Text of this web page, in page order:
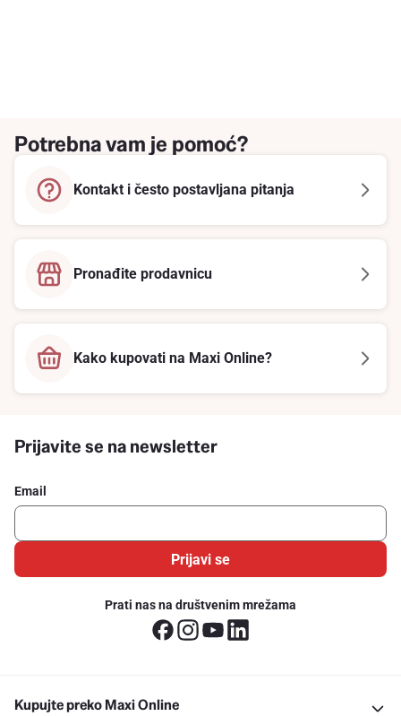
Potrebna vam je pomoć?
Kontakt i često postavljana pitanja
Pronađite prodavnicu
Kako kupovati na Maxi Online?
Prijavite se na newsletter
Email
Prijavi se
Prati nas na društvenim mrežama
Kupujte preko Maxi Online